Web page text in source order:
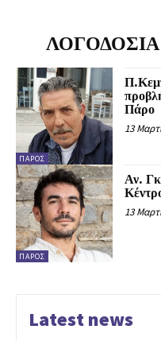
ΠΆΡΟΣ
Πάρο
13
ΠΆΡΟΣ
Αν.
13
Latest news